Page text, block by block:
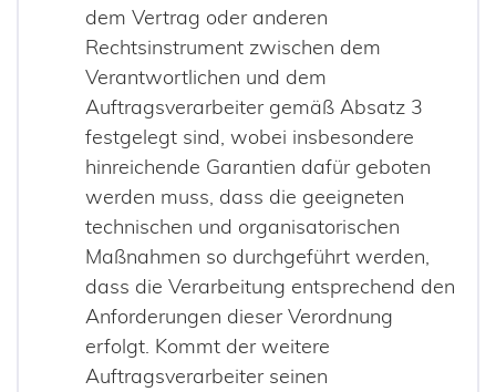
dem Vertrag oder anderen
Rechtsinstrument zwischen dem
Verantwortlichen und dem
Auftragsverarbeiter gemäß Absatz 3
festgelegt sind, wobei insbesondere
hinreichende Garantien dafür geboten
werden muss, dass die geeigneten
technischen und organisatorischen
Maßnahmen so durchgeführt werden,
dass die Verarbeitung entsprechend den
Anforderungen dieser Verordnung
erfolgt. Kommt der weitere
Auftragsverarbeiter seinen